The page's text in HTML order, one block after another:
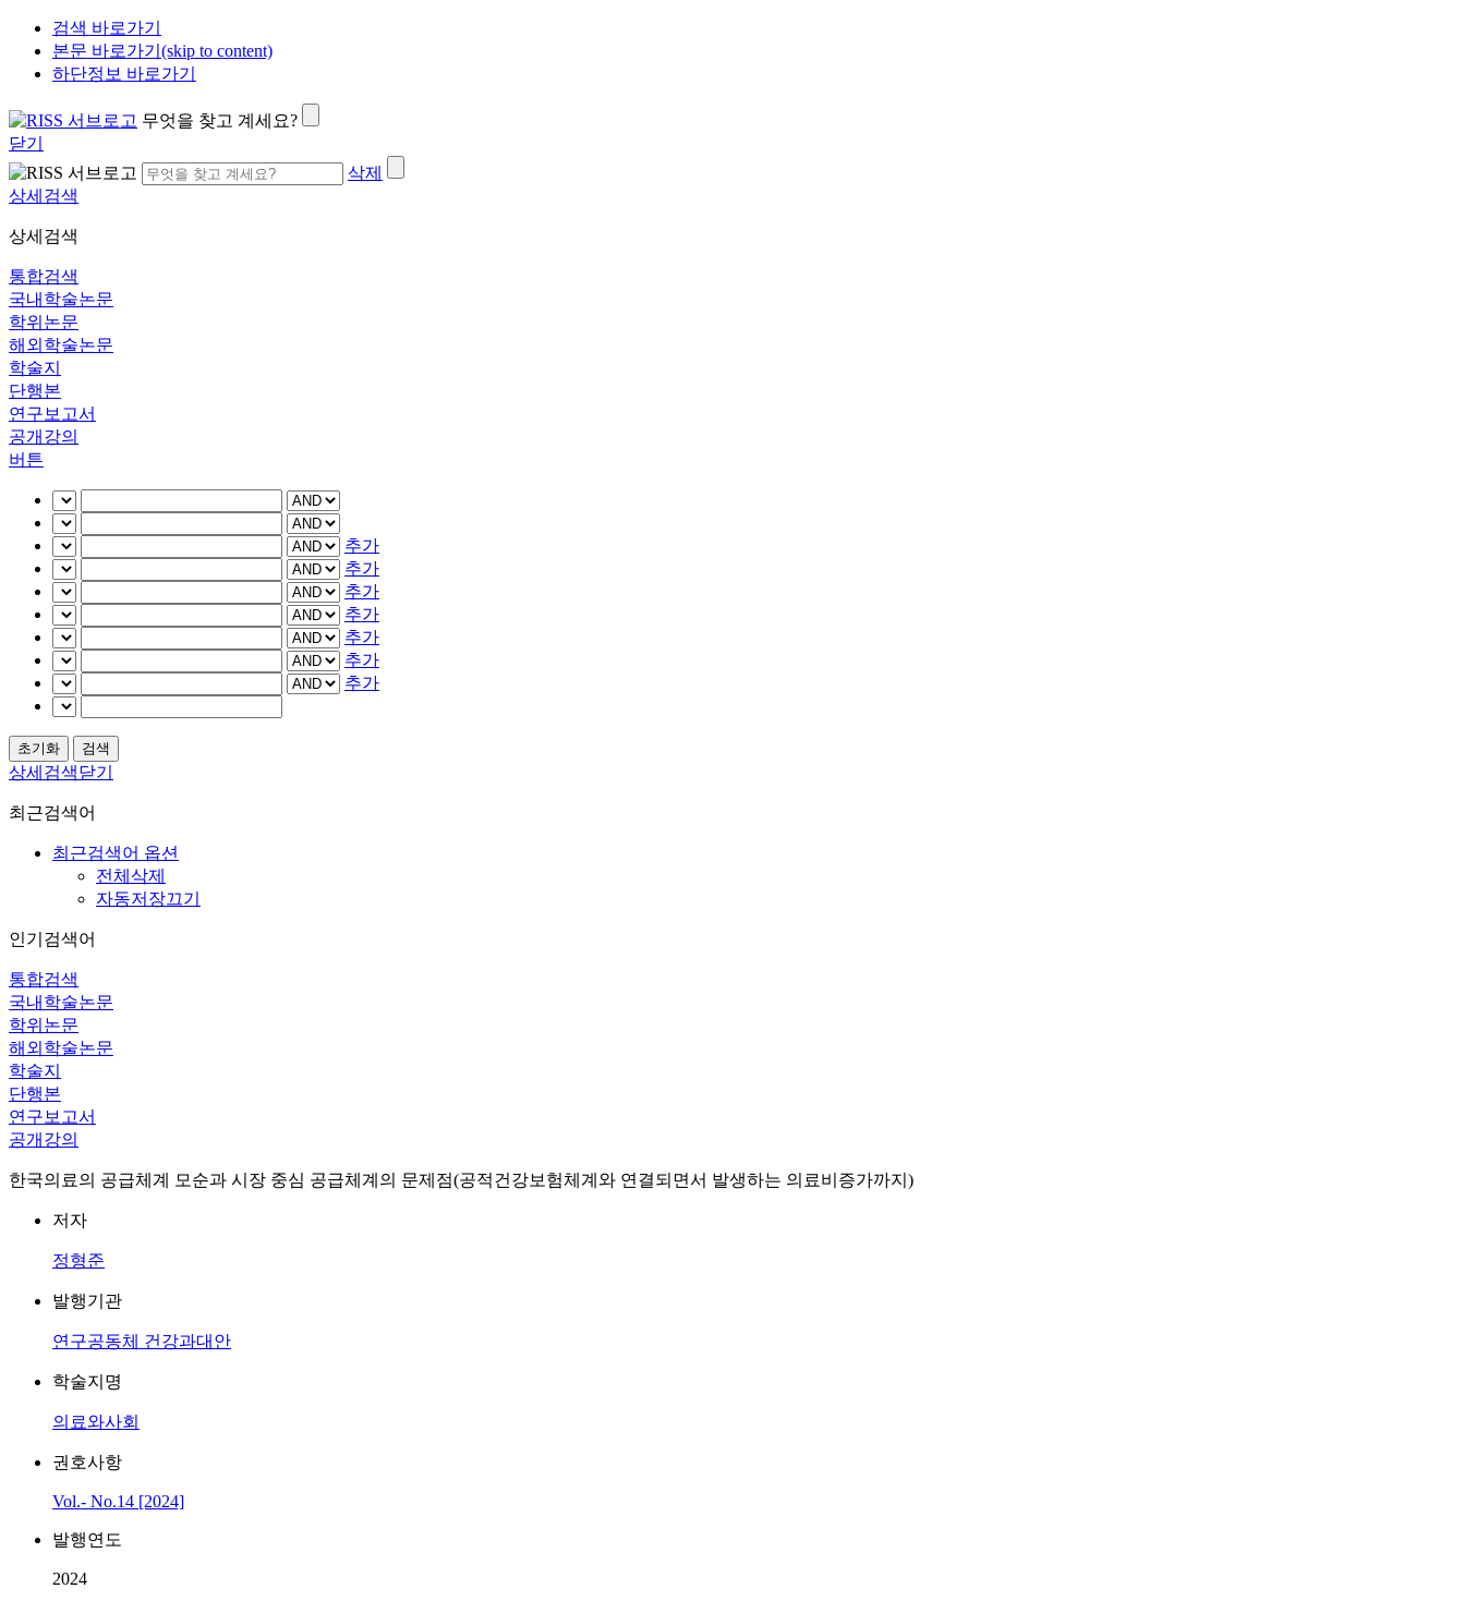
검색 바로가기
본문 바로가기(skip to content)
하단정보 바로가기
무엇을 찾고 계세요?
닫기
삭제
상세검색
상세검색
통합검색
국내학술논문
학위논문
해외학술논문
학술지
단행본
연구보고서
공개강의
버튼
추가
추가
추가
추가
추가
추가
추가
상세검색닫기
최근검색어
최근검색어 옵션
전체삭제
자동저장끄기
인기검색어
통합검색
국내학술논문
학위논문
해외학술논문
학술지
단행본
연구보고서
공개강의
한국의료의 공급체계 모순과 시장 중심 공급체계의 문제점(공적건강보험체계와 연결되면서 발생하는 의료비증가까지)
저자
정형준
발행기관
연구공동체 건강과대안
학술지명
의료와사회
권호사항
Vol.- No.14 [2024]
발행연도
2024